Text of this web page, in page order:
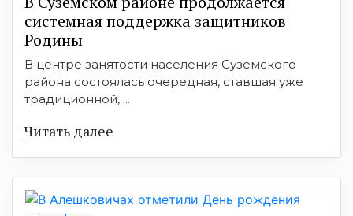
системная поддержка защитников
Родины
В центре занятости населения Суземского
района состоялась очередная, ставшая уже
традиционной, ...
Читать далее